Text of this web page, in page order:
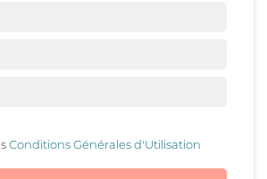
Conditions Générales d'Utilisation